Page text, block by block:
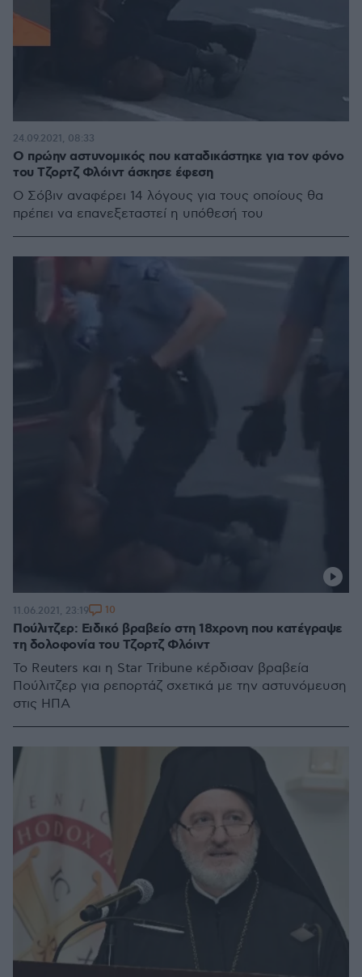
Ο πρώην αστυνομικός που καταδικάστηκε για τον φόνο
του Τζορτζ Φλόιντ άσκησε έφεση
Ο Σόβιν αναφέρει 14 λόγους για τους οποίους θα
πρέπει να επανεξεταστεί η υπόθεσή του
24.09.2021, 08:33
Πούλιτζερ: Ειδικό βραβείο στη 18χρονη που κατέγραψε
τη δολοφονία του Τζορτζ Φλόιντ
Το Reuters και η Star Tribune κέρδισαν βραβεία
Πούλιτζερ για ρεπορτάζ σχετικά με την αστυνόμευση
στις ΗΠΑ
11.06.2021, 23:19 10